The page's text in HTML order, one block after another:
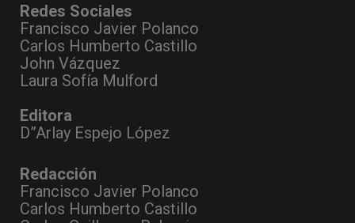
Redes Sociales
Francisco Javier Polanco
Carlos Humberto Castillo
John Vázquez
Laura Sofía Mulford
Editora
D”Arlay Espejo López
Redacción
Francisco Javier Polanco
Carlos Humberto Castillo